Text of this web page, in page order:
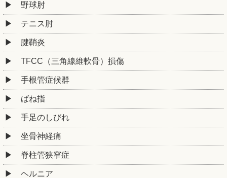
野球肘
テニス肘
腱鞘炎
TFCC（三角線維軟骨）損傷
手根管症候群
ばね指
手足のしびれ
坐骨神経痛
脊柱管狭窄症
ヘルニア